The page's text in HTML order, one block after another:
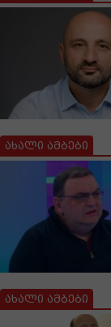
ახალი ამბები
ახალი ამბები